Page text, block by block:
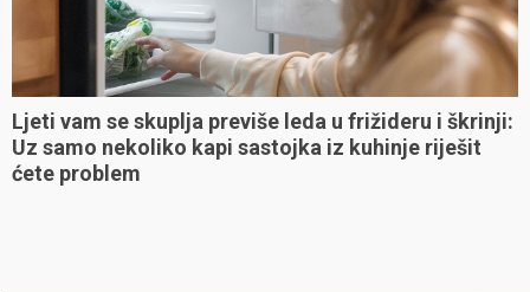
Ljeti vam se skuplja previše leda u frižideru i škrinji:
Uz samo nekoliko kapi sastojka iz kuhinje riješit
ćete problem